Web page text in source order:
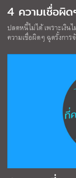
4 ความเชื่อผิ
ปลดหนี้ไม่ได้ เพราะเงิ
ความเชื่อผิดๆ ฉุดรั้งกา